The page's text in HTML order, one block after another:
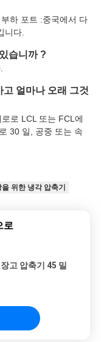
하 포트 :중국에서 다
니다.
습니까 ?
얼마나 오래 그것
로 LCL 또는 FCL에
30 일, 공중 또는 속
을 위한 냉각 압축기
로
고 압축기 45 밀